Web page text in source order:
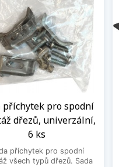
příchytek pro spodní
dřezů, univerzální,
6 ks
příchytek pro spodní
všech typů dřezů. Sada